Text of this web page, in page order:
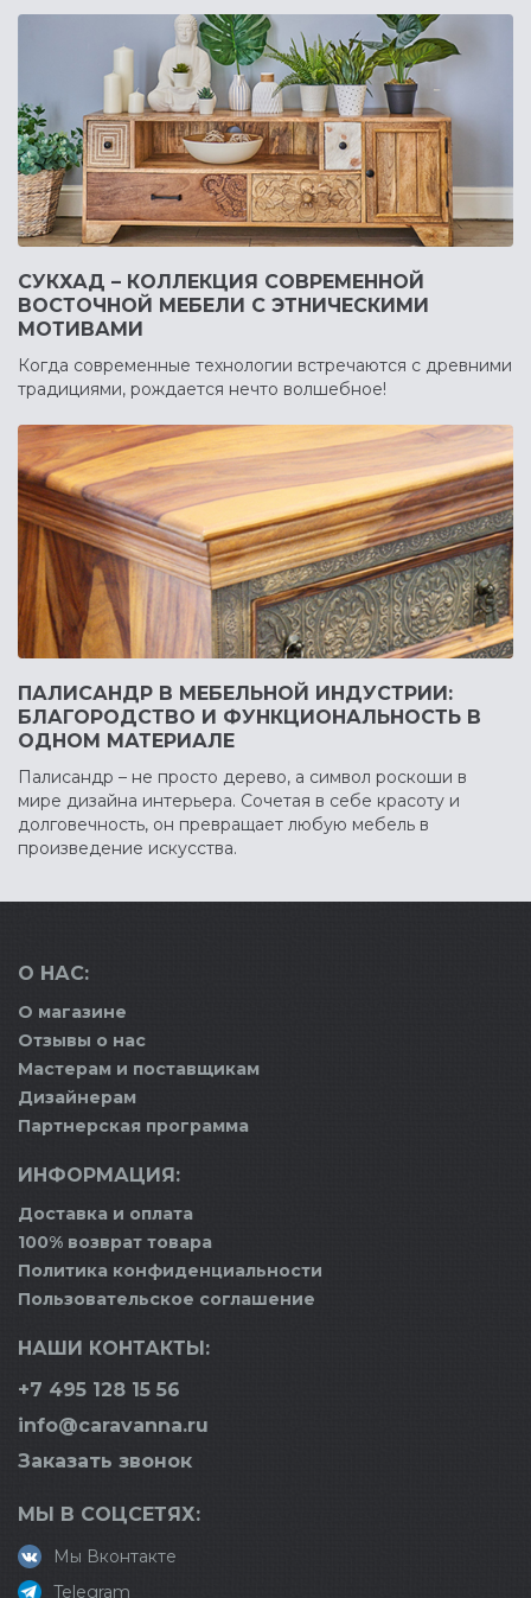
СУКХАД – КОЛЛЕКЦИЯ СОВРЕМЕННОЙ
ВОСТОЧНОЙ МЕБЕЛИ С ЭТНИЧЕСКИМИ
МОТИВАМИ
Когда современные технологии встречаются с древними
традициями, рождается нечто волшебное!
ПАЛИСАНДР В МЕБЕЛЬНОЙ ИНДУСТРИИ:
БЛАГОРОДСТВО И ФУНКЦИОНАЛЬНОСТЬ В
ОДНОМ МАТЕРИАЛЕ
Палисандр – не просто дерево, а символ роскоши в
мире дизайна интерьера. Сочетая в себе красоту и
долговечность, он превращает любую мебель в
произведение искусства.
О НАС:
О магазине
Отзывы о нас
Мастерам и поставщикам
Дизайнерам
Партнерская программа
ИНФОРМАЦИЯ:
Доставка и оплата
100% возврат товара
Политика конфиденциальности
Пользовательское соглашение
НАШИ КОНТАКТЫ:
+7 495 128 15 56
info@caravanna.ru
Заказать звонок
МЫ В СОЦСЕТЯХ:
Мы Вконтакте
Telegram